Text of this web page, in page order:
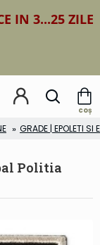
IN 3...25 ZILE
GRADE | EPOLETI SI
Politia